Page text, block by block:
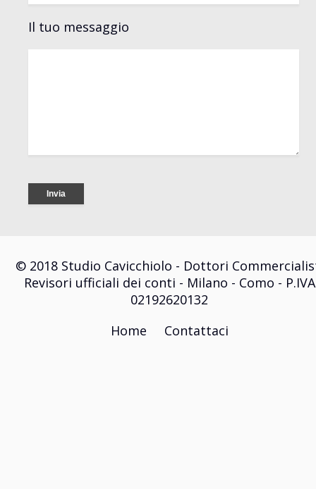
Il tuo messaggio
© 2018 Studio Cavicchiolo - Dottori
Revisori ufficiali dei conti - Milano - Como - P.IVA
02192620132
Home
Contattaci